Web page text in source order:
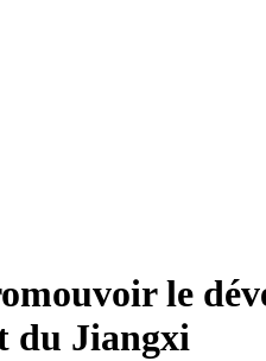
le
du Jiangxi